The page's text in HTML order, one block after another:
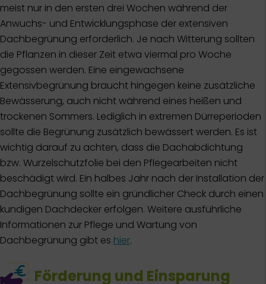
meist nur in den ersten drei Wochen während der
Anwuchs- und Entwicklungsphase der extensiven
Dachbegrünung erforderlich. Je nach Witterung sollten
die Pflanzen in dieser Zeit etwa viermal pro Woche
gegossen werden. Eine eingewachsene
Extensivbegrünung braucht hingegen keine zusätzliche
Bewässerung, auch nicht während eines heißen und
trockenen Sommers. Lediglich in extremen Dürreperioden
sollte die Begrünung zusätzlich bewässert werden. Es ist
wichtig darauf zu achten, dass die Dachabdichtung
bzw. Wurzelschutzfolie bei den Pflegearbeiten nicht
beschädigt wird. Ein halbes Jahr nach der Installation der
Dachbegrünung sollte ein gründlicher Check durch einen
kundigen Dachdecker erfolgen. Weitere ausführliche
Informationen zur Pflege und Wartung von
Dachbegrünung gibt es hier.
Förderung und Einsparung